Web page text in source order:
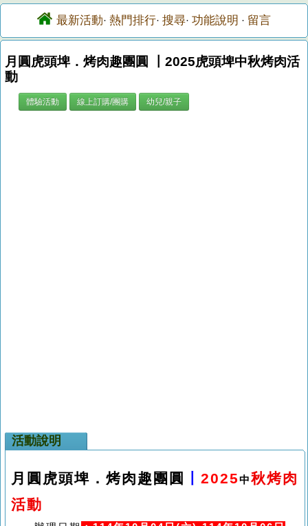
最新活動· 熱門排行· 搜尋· 功能說明 · 留言
月圓虎頭埤．烤肉趣團圓 〡2025虎頭埤中秋烤肉活
動
體驗活動 線上訂購/團購 幼兒/親子
活動說明
月圓虎頭埤．烤肉趣團圓 2025中秋烤肉
活動